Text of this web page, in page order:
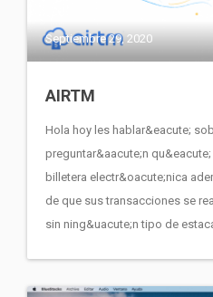
Septiembre 29, 2020
AIRTM
Hola hoy les hablar&eacute;
preguntar&aacute;n
billetera electr&oacute;nica
de que sus transacciones se
sin ning&uacute;n tipo de estaca